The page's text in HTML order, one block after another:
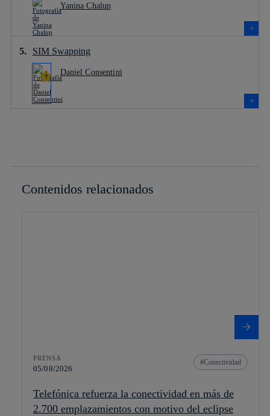
Yanina Chalup
SIM Swapping
Daniel Consentini
Contenidos relacionados
PRENSA
05/08/2026
Conectividad
Telefónica refuerza la conectividad en más de
2.700 emplazamientos con motivo del eclipse